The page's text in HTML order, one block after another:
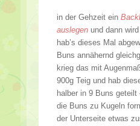
in der Gehzeit ein
auslegen und dann
hab’s dieses Mal
Buns annähernd
krieg das mit
900g Teig und hab
halber in 9 Buns
die Buns zu Kugeln
der Unterseite etwas